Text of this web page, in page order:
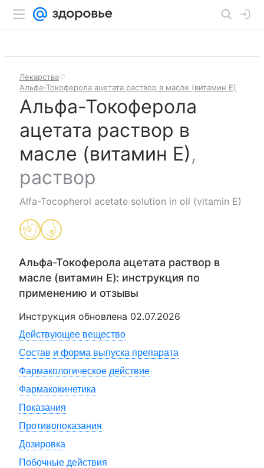
Лекарства
Альфа-Токоферола ацетата раствор в масле (витамин Е)
Альфа-Токоферола
ацетата раствор в
масле (витамин Е),
раствор
Alfa-Tocopherol acetate solution in oil (vitamin E)
Альфа-Токоферола ацетата раствор в
масле (витамин Е): инструкция по
применению и отзывы
Инструкция обновлена 02.07.2026
Действующее вещество
Состав и форма выпуска препарата
Фармакологическое действие
Фармакокинетика
Показания
Противопоказания
Дозировка
Побочные действия